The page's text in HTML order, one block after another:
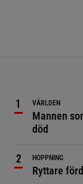
VÄRLDEN
Mannen
död
HOPPNING
Ryttare